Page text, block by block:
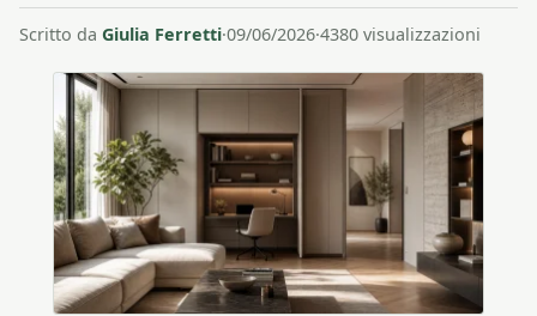
Scritto da Giulia Ferretti·09/06/2026·4380 visualizzazioni